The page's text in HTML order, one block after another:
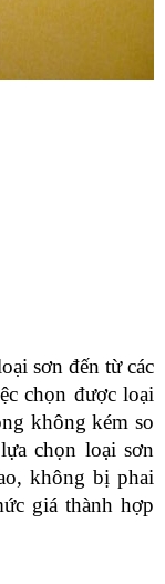
sơn đến từ các
chọn được loại
không kém so
chọn loại sơn
không bị phai
giá thành hợp